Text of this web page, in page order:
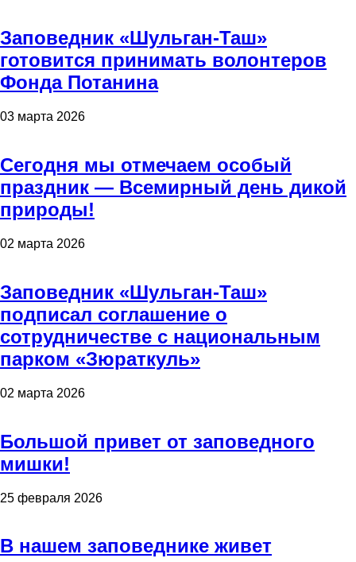
Заповедник «Шульган-Таш»
готовится принимать волонтеров
Фонда Потанина
03 марта 2026
Сегодня мы отмечаем особый
праздник — Всемирный день дикой
природы!
02 марта 2026
Заповедник «Шульган-Таш»
подписал соглашение о
сотрудничестве с национальным
парком «Зюраткуль»
02 марта 2026
Большой привет от заповедного
мишки!
25 февраля 2026
В нашем заповеднике живет